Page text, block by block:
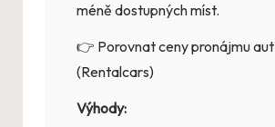
méně dostupných míst.
👉 Porovnat ceny pronájmu aut
(Rentalcars)
Výhody: